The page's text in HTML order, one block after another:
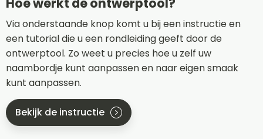
Via onderstaande knop komt u bij een instructie en
een tutorial die u een rondleiding geeft door de
ontwerptool. Zo weet u precies hoe u zelf uw
naambordje kunt aanpassen en naar eigen smaak
kunt aanpassen.
Bekijk de instructie